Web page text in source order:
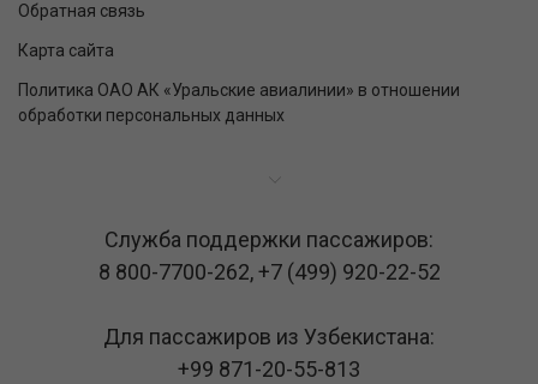
Обратная связь
Карта сайта
Политика ОАО АК «Уральские авиалинии» в отношении
обработки персональных данных
Служба поддержки пассажиров:
8 800-7700-262,+7 (499) 920-22-52
Для пассажиров из Узбекистана:
+99 871-20-55-813